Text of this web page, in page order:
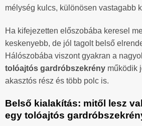
mélység kulcs, különösen vastagabb
Ha kifejezetten előszobába keresel
keskenyebb, de jól tagolt belső
Hálószobába viszont gyakran a
tolóajtós gardróbszekrény működik
akasztós rész és több polc is.
Belső kialakítás: mitől lesz
egy tolóajtós